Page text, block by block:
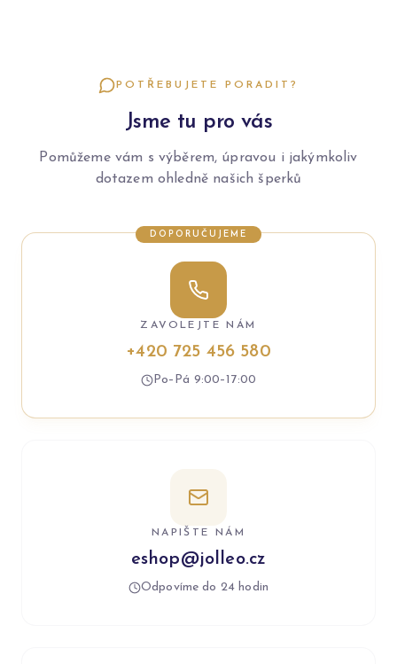
POTŘEBUJETE PORADIT?
Jsme tu pro vás
Pomůžeme vám s výběrem, úpravou i jakýmkoliv
dotazem ohledně našich šperků
DOPORUČUJEME
ZAVOLEJTE NÁM
+420 725 456 580
Po–Pá 9:00–17:00
NAPIŠTE NÁM
eshop@jolleo.cz
Odpovíme do 24 hodin